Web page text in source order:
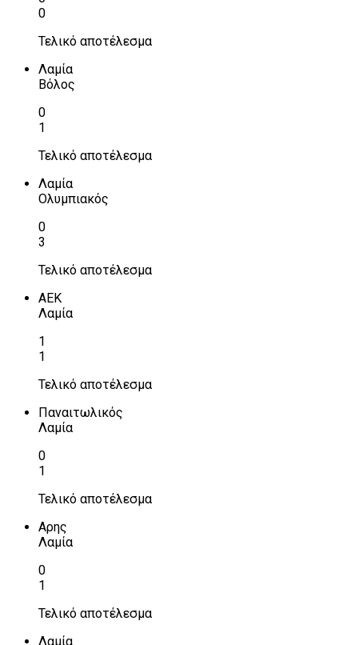
0
Τελικό αποτέλεσμα
Λαμία
Βόλος
0
1
Τελικό αποτέλεσμα
Λαμία
Ολυμπιακός
0
3
Τελικό αποτέλεσμα
ΑΕΚ
Λαμία
1
1
Τελικό αποτέλεσμα
Παναιτωλικός
Λαμία
0
1
Τελικό αποτέλεσμα
Αρης
Λαμία
0
1
Τελικό αποτέλεσμα
Λαμία